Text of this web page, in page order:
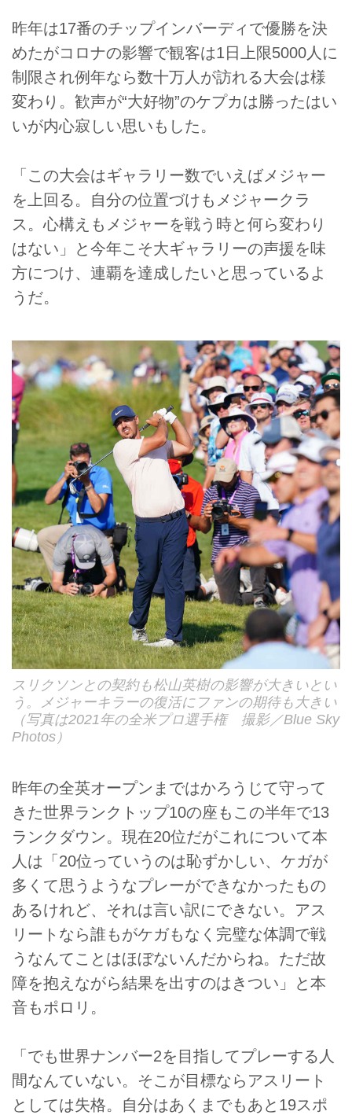
昨年は17番のチップインバーディで優勝を決
めたがコロナの影響で観客は1日上限5000人に
制限され例年なら数十万人が訪れる大会は様
変わり。歓声が“大好物”のケプカは勝ったはい
いが内心寂しい思いもした。
「この大会はギャラリー数でいえばメジャー
を上回る。自分の位置づけもメジャークラ
ス。心構えもメジャーを戦う時と何ら変わり
はない」と今年こそ大ギャラリーの声援を味
方につけ、連覇を達成したいと思っているよ
うだ。
スリクソンとの契約も松山英樹の影響が大きいとい
う。メジャーキラーの復活にファンの期待も大きい
（写真は2021年の全米プロ選手権 撮影／Blue Sky
Photos）
昨年の全英オープンまではかろうじて守って
きた世界ランクトップ10の座もこの半年で13
ランクダウン。現在20位だがこれについて本
人は「20位っていうのは恥ずかしい、ケガが
多くて思うようなプレーができなかったもの
あるけれど、それは言い訳にできない。アス
リートなら誰もがケガもなく完璧な体調で戦
うなんてことはほぼないんだからね。ただ故
障を抱えながら結果を出すのはきつい」と本
音もポロリ。
「でも世界ナンバー2を目指してプレーする人
間なんていない。そこが目標ならアスリート
としては失格。自分はあくまでもあと19スポ